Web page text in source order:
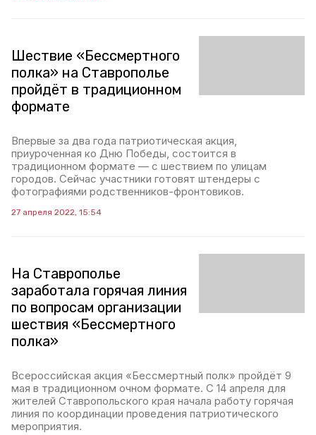
Шествие «Бессмертного
полка» на Ставрополье
пройдёт в традиционном
формате
Впервые за два года патриотическая акция,
приуроченная ко Дню Победы, состоится в
традиционном формате — с шествием по улицам
городов. Сейчас участники готовят штендеры с
фотографиями родственников-фронтовиков.
27 апреля 2022, 15:54
На Ставрополье
заработала горячая линия
по вопросам организации
шествия «Бессмертного
полка»
Всероссийская акция «Бессмертный полк» пройдёт 9
мая в традиционном очном формате. С 14 апреля для
жителей Ставропольского края начала работу горячая
линия по координации проведения патриотического
мероприятия.